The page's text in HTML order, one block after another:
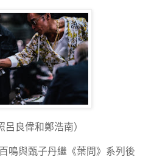
呂良偉和鄭浩南）
鳴與甄子丹繼《葉問》系列後